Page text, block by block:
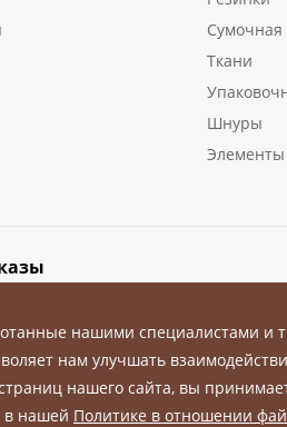
Сумочная
Ткани
Шнуры
Элементы
нашими специалистами и
нам улучшать
нашего сайта, вы
в нашей Политике в отношении